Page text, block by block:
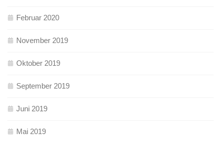
Februar 2020
November 2019
Oktober 2019
September 2019
Juni 2019
Mai 2019